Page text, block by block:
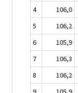
4
106,0
5
106,2
6
105,9
7
106,3
8
106,2